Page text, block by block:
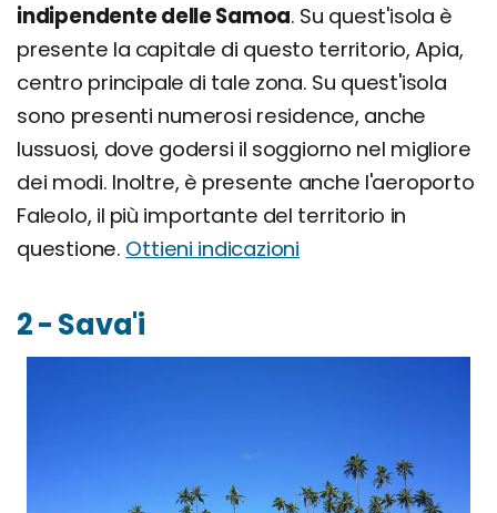
indipendente delle Samoa. Su quest'isola è
presente la capitale di questo territorio, Apia,
centro principale di tale zona. Su quest'isola
sono presenti numerosi residence, anche
lussuosi, dove godersi il soggiorno nel migliore
dei modi. Inoltre, è presente anche l'aeroporto
Faleolo, il più importante del territorio in
questione. Ottieni indicazioni
2 - Sava'i